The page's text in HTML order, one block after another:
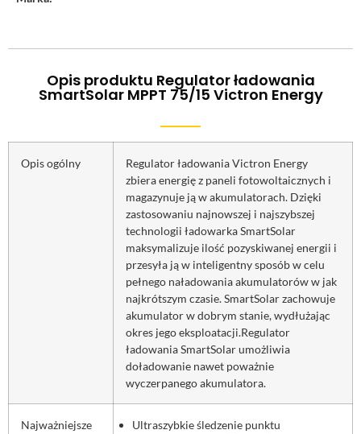
Opis produktu Regulator ładowania
SmartSolar MPPT 75/15 Victron Energy
Opis ogólny
Regulator ładowania Victron Energy
zbiera energię z paneli fotowoltaicznych i
magazynuje ją w akumulatorach. Dzięki
zastosowaniu najnowszej i najszybszej
technologii ładowarka SmartSolar
maksymalizuje ilość pozyskiwanej energii i
przesyła ją w inteligentny sposób w celu
pełnego naładowania akumulatorów w jak
najkrótszym czasie. SmartSolar zachowuje
akumulator w dobrym stanie, wydłużając
okres jego eksploatacji.Regulator
ładowania SmartSolar umożliwia
doładowanie nawet poważnie
wyczerpanego akumulatora.
Najważniejsze
Ultraszybkie śledzenie punktu